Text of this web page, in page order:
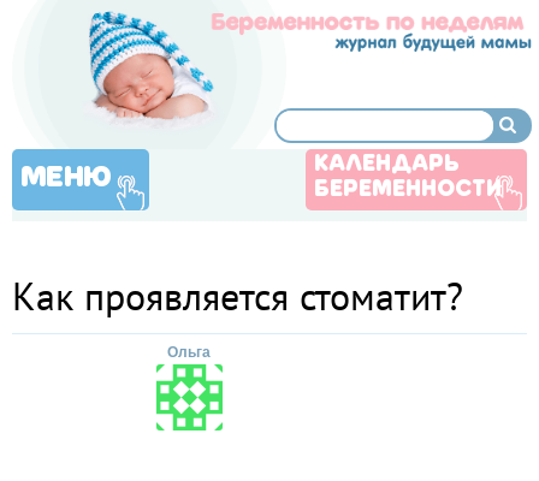
МЕНЮ
КАЛЕНДАРЬ
БЕРЕМЕННОСТИ
Как проявляется стоматит?
Ольга